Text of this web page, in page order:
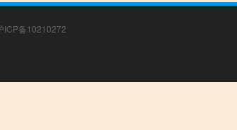
ICP备10210272